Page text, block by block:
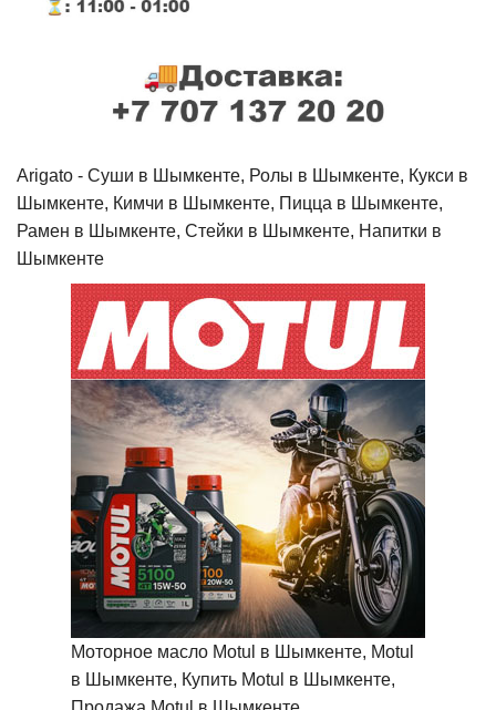
Arigato - Cуши в Шымкенте, Ролы в Шымкенте, Кукси в
Шымкенте, Кимчи в Шымкенте, Пицца в Шымкенте,
Рамен в Шымкенте, Стейки в Шымкенте, Напитки в
Шымкенте
Моторное масло Motul в Шымкенте, Motul
в Шымкенте, Купить Motul в Шымкенте,